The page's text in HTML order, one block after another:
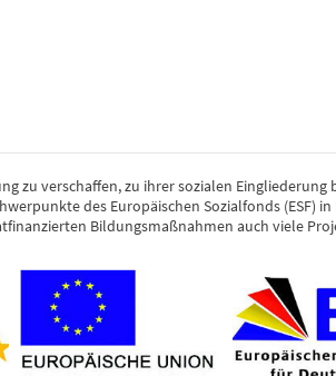
zu verschaffen, zu ihrer sozialen
des Europäischen Sozialfonds (ESF)
Bildungsmaßnahmen auch viele